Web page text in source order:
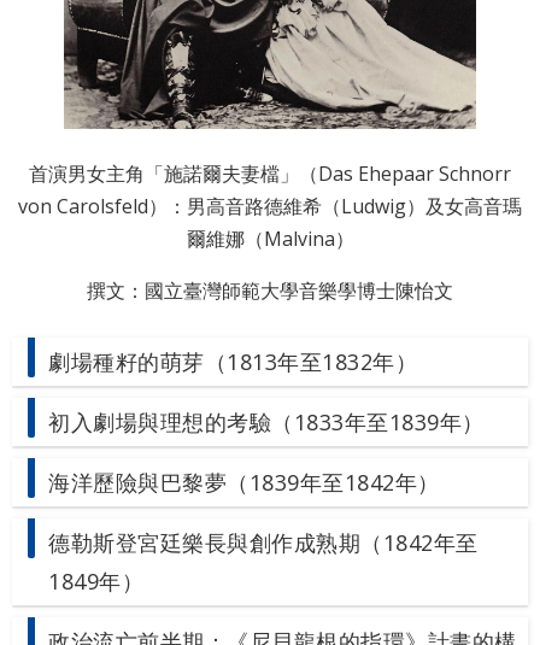
首演男女主角「施諾爾夫妻檔」（Das Ehepaar Schnorr
von Carolsfeld）：男高音路德維希（Ludwig）及女高音瑪
爾維娜（Malvina）
撰文：國立臺灣師範大學音樂學博士陳怡文
劇場種籽的萌芽（1813年至1832年）
初入劇場與理想的考驗（1833年至1839年）
海洋歷險與巴黎夢（1839年至1842年）
德勒斯登宮廷樂長與創作成熟期（1842年至
1849年）